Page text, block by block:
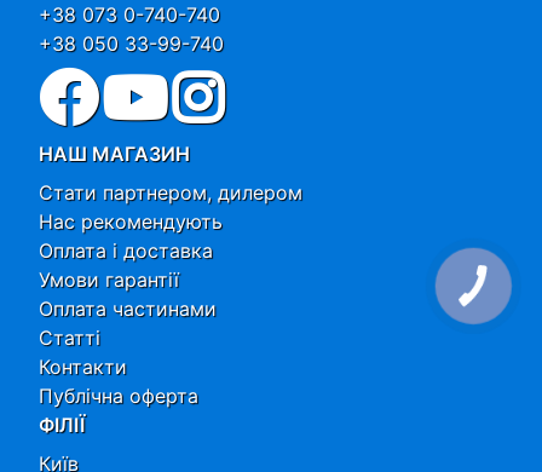
+38 073 0-740-740
+38 050 33-99-740
НАШ МАГАЗИН
Стати партнером, дилером
Нас рекомендують
Оплата і доставка
Умови гарантії
Оплата частинами
Статті
Контакти
Публічна оферта
ФІЛІЇ
Київ